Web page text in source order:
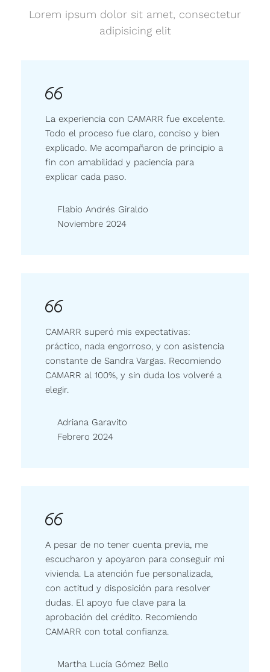
Lorem ipsum dolor sit amet, consectetur
adipisicing elit
La experiencia con CAMARR fue excelente.
Todo el proceso fue claro, conciso y bien
explicado. Me acompañaron de principio a
fin con amabilidad y paciencia para
explicar cada paso.
Flabio Andrés Giraldo
Noviembre 2024
CAMARR superó mis expectativas:
práctico, nada engorroso, y con asistencia
constante de Sandra Vargas. Recomiendo
CAMARR al 100%, y sin duda los volveré a
elegir.
Adriana Garavito
Febrero 2024
A pesar de no tener cuenta previa, me
escucharon y apoyaron para conseguir mi
vivienda. La atención fue personalizada,
con actitud y disposición para resolver
dudas. El apoyo fue clave para la
aprobación del crédito. Recomiendo
CAMARR con total confianza.
Martha Lucía Gómez Bello